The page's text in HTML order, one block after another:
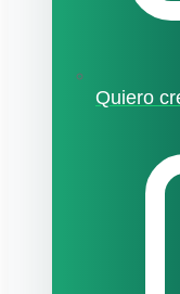
Quiero